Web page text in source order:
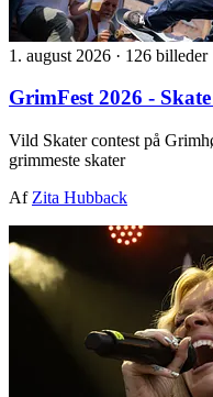
1. august 2026 · 126 billeder
GrimFest 2026 -
Vild Skater contest på
grimmeste skater
Af Zita Hubback